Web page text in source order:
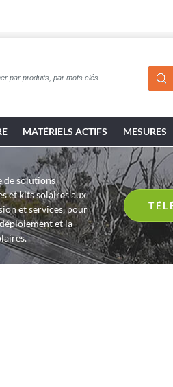
MATÉRIELS ACTIFS MESURES
de solutions
et kits solaires aux
et services, pour
et la